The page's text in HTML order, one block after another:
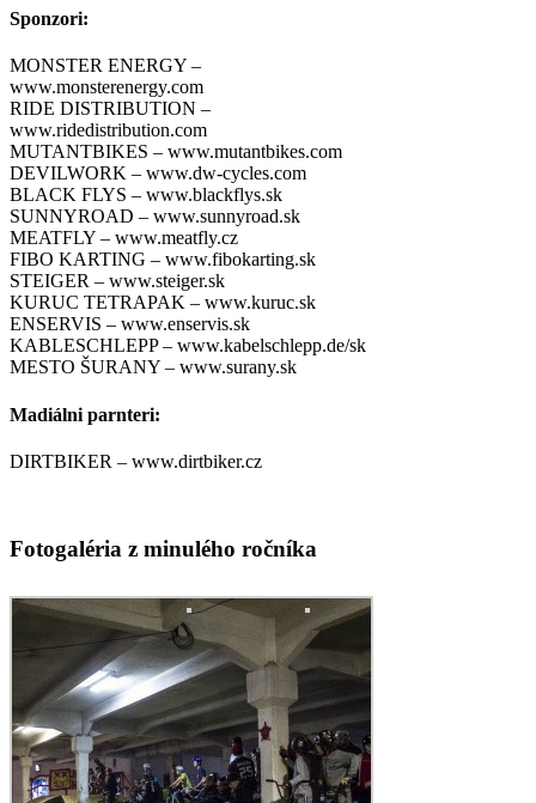
Sponzori:
MONSTER ENERGY –
www.monsterenergy.com
RIDE DISTRIBUTION –
www.ridedistribution.com
MUTANTBIKES – www.mutantbikes.com
DEVILWORK – www.dw-cycles.com
BLACK FLYS – www.blackflys.sk
SUNNYROAD – www.sunnyroad.sk
MEATFLY – www.meatfly.cz
FIBO KARTING – www.fibokarting.sk
STEIGER – www.steiger.sk
KURUC TETRAPAK – www.kuruc.sk
ENSERVIS – www.enservis.sk
KABLESCHLEPP – www.kabelschlepp.de/sk
MESTO ŠURANY – www.surany.sk
Madiálni parnteri:
DIRTBIKER – www.dirtbiker.cz
Fotogaléria z minulého ročníka